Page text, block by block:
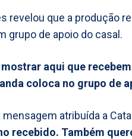
revelou que a produção
grupo de apoio do casal.
mostrar aqui que
coloca no grupo de
atribuída a
recebido. Também